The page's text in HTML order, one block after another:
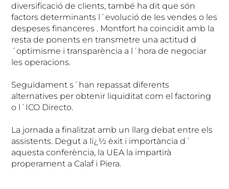
diversificació de clients, també ha dit que són
factors determinants l´evolució de les vendes o les
despeses financeres . Montfort ha coincidit amb la
resta de ponents en transmetre una actitud d
´optimisme i transparència a l´hora de negociar
les operacions.
Seguidament s´han repassat diferents
alternatives per obtenir liquiditat com el factoring
o l´ICO Directo.
La jornada a finalitzat amb un llarg debat entre els
assistents. Degut a lï¿½ èxit i importància d´
aquesta conferència, la UEA la impartirà
properament a Calaf i Piera.